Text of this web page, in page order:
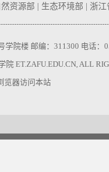
然资源部 生态环境部 浙江
院楼 邮编：311300 电话：
ET.ZAFU.EDU.CN, ALL
览器访问本站